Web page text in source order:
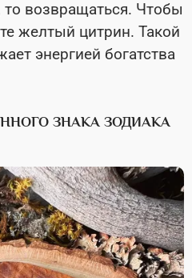
то возвращаться. Чтобы
желтый цитрин. Такой
энергией богатства
ЗНАКА ЗОДИАКА